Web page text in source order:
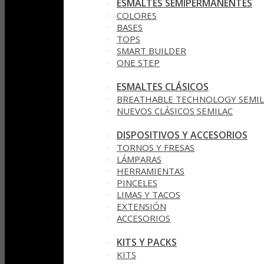
ESMALTES SEMIPERMANENTES
COLORES
BASES
TOPS
SMART BUILDER
ONE STEP
ESMALTES CLÁSICOS
BREATHABLE TECHNOLOGY
NUEVOS CLÁSICOS SEMILAC
DISPOSITIVOS Y ACCESORIOS
TORNOS Y FRESAS
LÁMPARAS
HERRAMIENTAS
PINCELES
LIMAS Y TACOS
EXTENSIÓN
ACCESORIOS
KITS Y PACKS
KITS